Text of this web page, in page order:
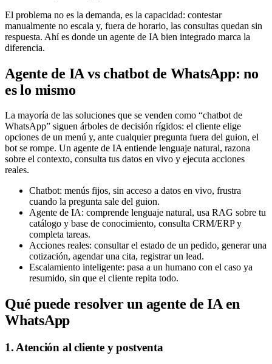
El problema no es la demanda, es la capacidad: contestar
manualmente no escala y, fuera de horario, las consultas quedan sin
respuesta. Ahí es donde un agente de IA bien integrado marca la
diferencia.
Agente de IA vs chatbot de WhatsApp: no
es lo mismo
La mayoría de las soluciones que se venden como “chatbot de
WhatsApp” siguen árboles de decisión rígidos: el cliente elige
opciones de un menú y, ante cualquier pregunta fuera del guion, el
bot se rompe. Un agente de IA entiende lenguaje natural, razona
sobre el contexto, consulta tus datos en vivo y ejecuta acciones
reales.
Chatbot: menús fijos, sin acceso a datos en vivo, frustra
cuando la pregunta sale del guion.
Agente de IA: comprende lenguaje natural, usa RAG sobre tu
catálogo y base de conocimiento, consulta CRM/ERP y
completa tareas.
Acciones reales: consultar el estado de un pedido, generar una
cotización, agendar una cita, registrar un lead.
Escalamiento inteligente: pasa a un humano con el caso ya
resumido, sin que el cliente repita todo.
Qué puede resolver un agente de IA en
WhatsApp
1. Atención al cliente y postventa